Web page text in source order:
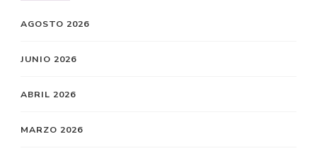
AGOSTO 2026
JUNIO 2026
ABRIL 2026
MARZO 2026